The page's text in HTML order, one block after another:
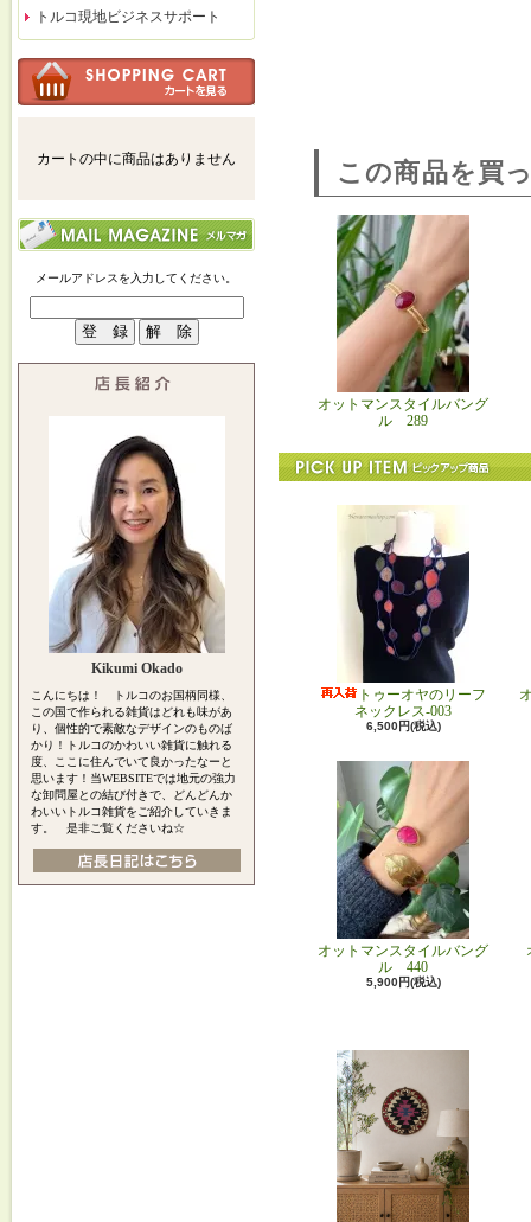
トルコ現地ビジネスサポート
カートの中に商品はありません
メールアドレスを入力してください。
Kikumi Okado
こんにちは！ トルコのお国柄同様、
この国で作られる雑貨はどれも味があ
り、個性的で素敵なデザインのものば
かり！トルコのかわいい雑貨に触れる
度、ここに住んでいて良かったなーと
思います！当WEBSITEでは地元の強力
な卸問屋との結び付きで、どんどんか
わいいトルコ雑貨をご紹介していきま
す。 是非ご覧くださいね☆
この商品を買
オットマンスタイルバング
ル 289
トゥーオヤのリーフ
ネックレス-003
6,500円(税込)
オットマンスタイルバング
ル 440
5,900円(税込)